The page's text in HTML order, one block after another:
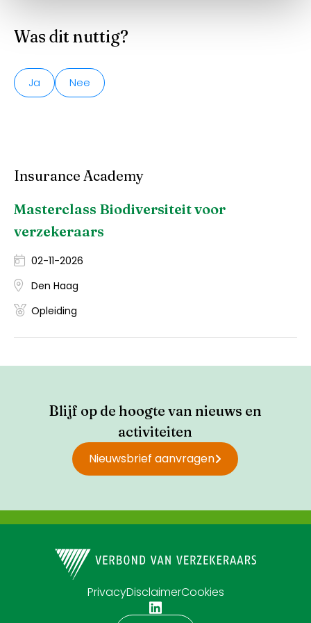
Was dit nuttig?
Ja Nee
Insurance Academy
Masterclass Biodiversiteit voor
verzekeraars
02-11-2026
Den Haag
Opleiding
Blijf op de hoogte van nieuws en
activiteiten
Nieuwsbrief aanvragen
PrivacyDisclaimerCookies